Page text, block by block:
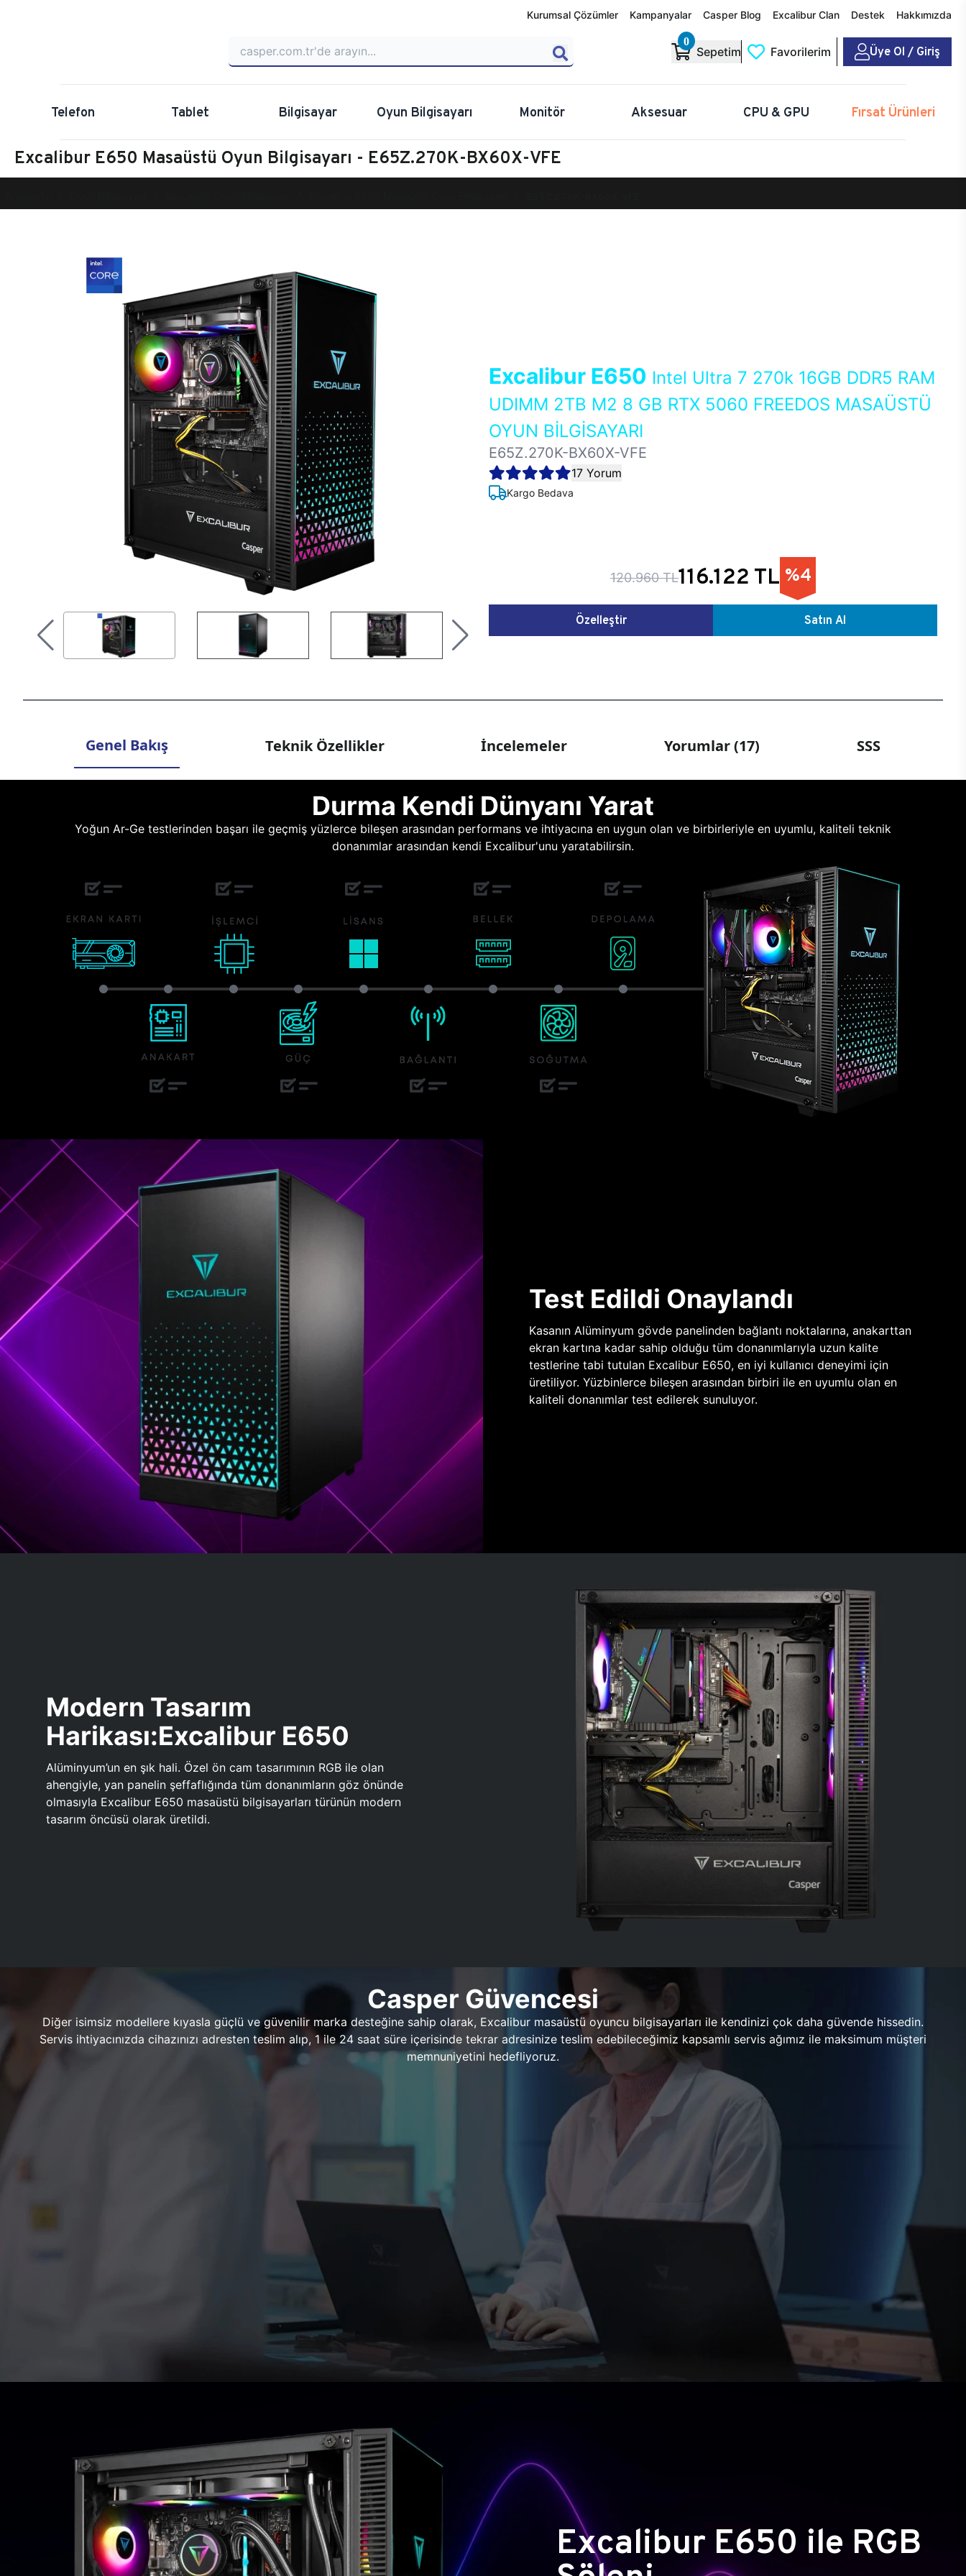
Kurumsal Çözümler Kampanyalar Casper Blog Excalibur Clan Destek Hakkımızda
0
Sepetim Favorilerim Üye Ol / Giriş
Telefon Tablet Bilgisayar Oyun Bilgisayarı Monitör Aksesuar CPU & GPU Fırsat Ürünleri
Excalibur E650 Masaüstü Oyun Bilgisayarı - E65Z.270K-BX60X-VFE
Excalibur E650 Intel Ultra 7 270k 16GB DDR5 RAM
UDIMM 2TB M2 8 GB RTX 5060 FREEDOS MASAÜSTÜ
OYUN BİLGİSAYARI
E65Z.270K-BX60X-VFE
17 Yorum
Kargo Bedava
120.960 TL116.122 TL %4
Özelleştir Satın Al
Genel Bakış Teknik Özellikler İncelemeler Yorumlar (17) SSS
Durma Kendi Dünyanı Yarat
Yoğun Ar-Ge testlerinden başarı ile geçmiş yüzlerce bileşen arasından performans ve ihtiyacına en uygun olan ve birbirleriyle en uyumlu, kaliteli teknik
donanımlar arasından kendi Excalibur'unu yaratabilirsin.
Test Edildi Onaylandı
Kasanın Alüminyum gövde panelinden bağlantı noktalarına, anakarttan
ekran kartına kadar sahip olduğu tüm donanımlarıyla uzun kalite
testlerine tabi tutulan Excalibur E650, en iyi kullanıcı deneyimi için
üretiliyor. Yüzbinlerce bileşen arasından birbiri ile en uyumlu olan en
kaliteli donanımlar test edilerek sunuluyor.
Modern Tasarım
Harikası:Excalibur E650
Alüminyum’un en şık hali. Özel ön cam tasarımının RGB ile olan
ahengiyle, yan panelin şeffaflığında tüm donanımların göz önünde
olmasıyla Excalibur E650 masaüstü bilgisayarları türünün modern
tasarım öncüsü olarak üretildi.
Casper Güvencesi
Diğer isimsiz modellere kıyasla güçlü ve güvenilir marka desteğine sahip olarak, Excalibur masaüstü oyuncu bilgisayarları ile kendinizi çok daha güvende hissedin.
Servis ihtiyacınızda cihazınızı adresten teslim alıp, 1 ile 24 saat süre içerisinde tekrar adresinize teslim edebileceğimiz kapsamlı servis ağımız ile maksimum müşteri
memnuniyetini hedefliyoruz.
Excalibur E650 ile RGB